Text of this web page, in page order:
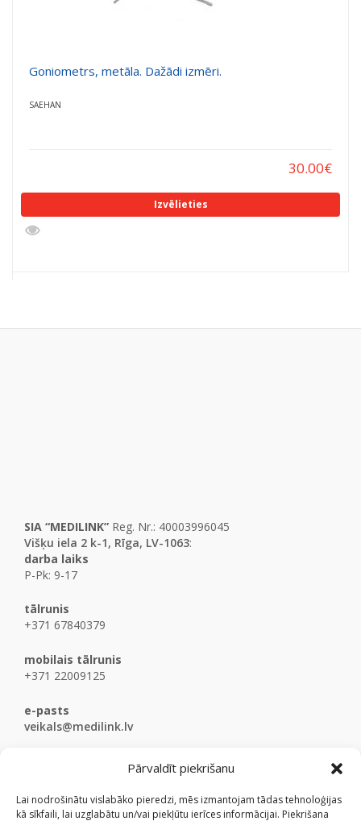
Pārvaldīt piekrišanu
Lai nodrošinātu vislabāko pieredzi, mēs izmantojam tādas tehnoloģijas
kā sīkfaili, lai uzglabātu un/vai piekļūtu ierīces informācijai. Piekrišana
Goniometrs, metāla. Dažādi izmēri.
SAEHAN
30.00€
Izvēlieties
SIA “MEDILINK” Reg. Nr.: 40003996045
Višķu iela 2 k-1, Rīga, LV-1063:
darba laiks
P-Pk: 9-17
tālrunis
+371 67840379
mobilais tālrunis
+371 22009125
e-pasts
veikals@medilink.lv